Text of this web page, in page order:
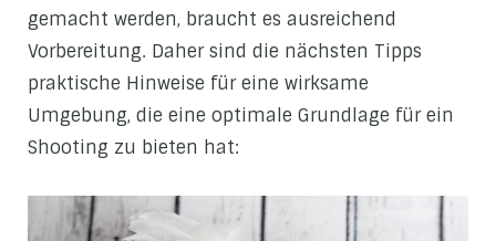
gemacht werden, braucht es ausreichend
Vorbereitung. Daher sind die nächsten Tipps
praktische Hinweise für eine wirksame
Umgebung, die eine optimale Grundlage für ein
Shooting zu bieten hat: